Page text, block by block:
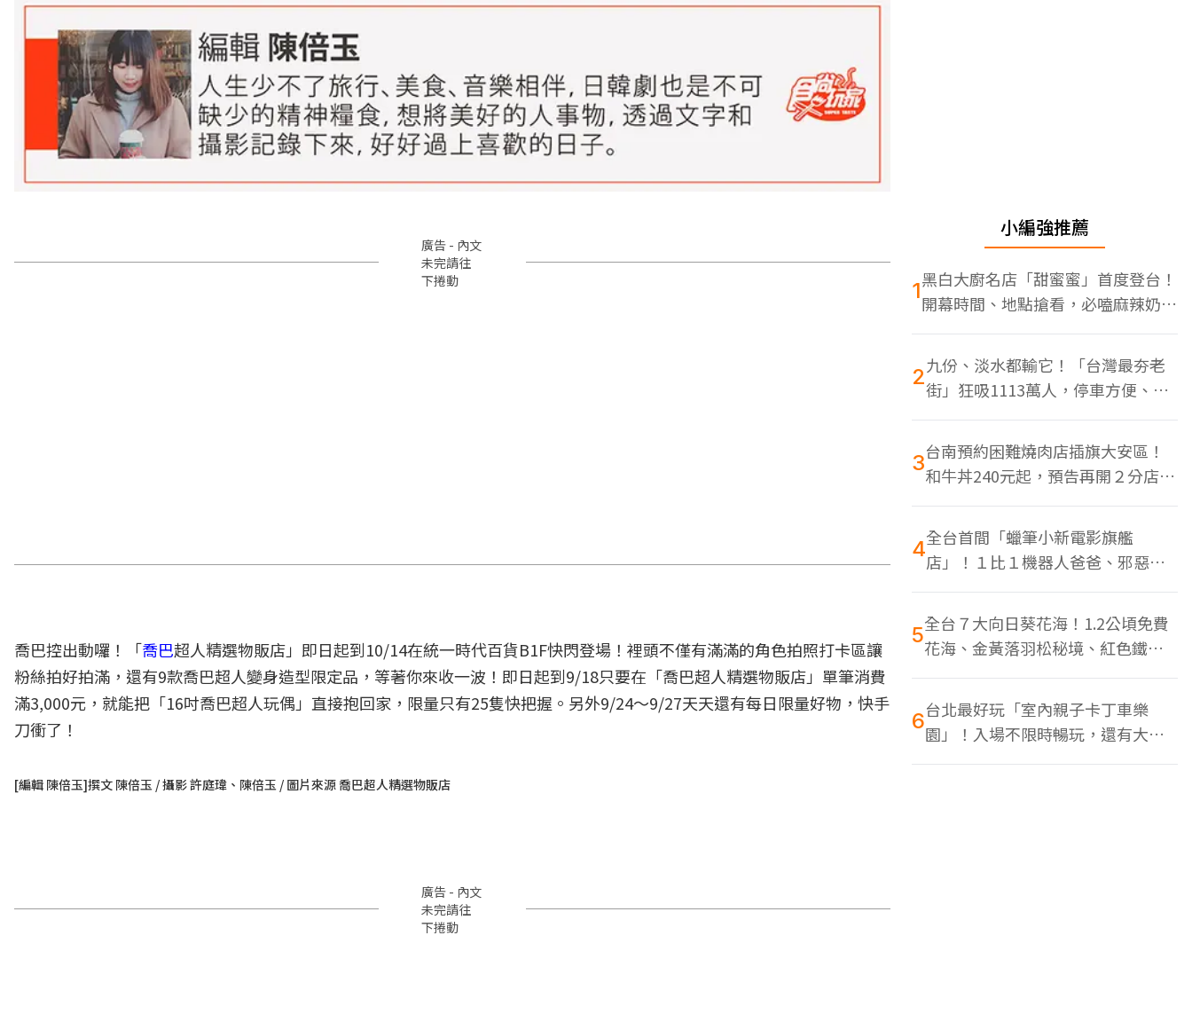
廣告 - 內文
未完請往
下捲動
喬巴控出動囉！「喬巴超人精選物販店」即日起到10/14在統一時代百貨B1F快閃登場！裡頭不僅有滿滿的角色拍照打卡區讓
粉絲拍好拍滿，還有9款喬巴超人變身造型限定品，等著你來收一波！即日起到9/18只要在「喬巴超人精選物販店」單筆消費
滿3,000元，就能把「16吋喬巴超人玩偶」直接抱回家，限量只有25隻快把握。另外9/24～9/27天天還有每日限量好物，快手
刀衝了！
[編輯 陳倍玉]撰文 陳倍玉 / 攝影 許庭瑋、陳倍玉 / 圖片來源 喬巴超人精選物販店
廣告 - 內文
未完請往
下捲動
小編強推薦
1黑白大廚名店「甜蜜蜜」首度登台！
開幕時間、地點搶看，必嗑麻辣奶油
蝦
2九份、淡水都輸它！「台灣最夯老
街」狂吸1113萬人，停車方便、特
色美食多
3台南預約困難燒肉店插旗大安區！
和牛丼240元起，預告再開２分店、
地點曝光
4全台首間「蠟筆小新電影旗艦
店」！１比１機器人爸爸、邪惡正
男，百款周邊買翻
5全台７大向日葵花海！1.2公頃免費
花海、金黃落羽松秘境、紅色鐵橋
同框
6台北最好玩「室內親子卡丁車樂
園」！入場不限時暢玩，還有大螢
幕Switch遊戲區